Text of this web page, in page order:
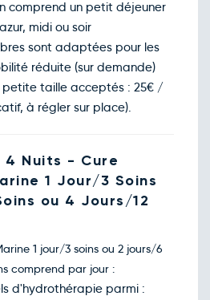
comprend un petit déjeuner
midi ou soir
sont adaptées pour les
réduite (sur demande)
petite taille acceptés : 25€ /
à régler sur place).
4 Nuits - Cure
1 Jour/3 Soins
ou 4 Jours/12
1 jour/3 soins ou 2 jours/6
comprend par jour :
d'hydrothérapie parmi :